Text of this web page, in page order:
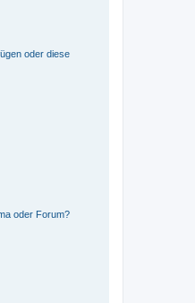
oder diese
oder Forum?